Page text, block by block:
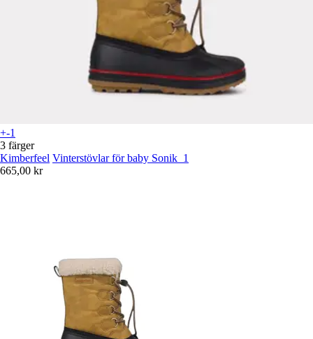
+-1
3 färger
Kimberfeel Vinterstövlar för baby Sonik_1
665,00 kr